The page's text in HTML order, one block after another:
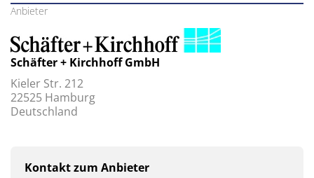
Anbieter
Schäfter + Kirchhoff GmbH
Kieler Str. 212
22525 Hamburg
Deutschland
Kontakt zum Anbieter